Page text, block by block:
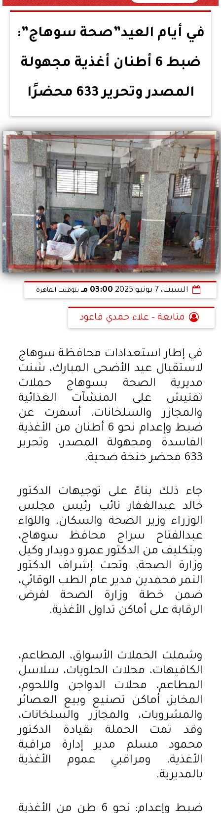
في أيام العيد”صحة سوهاج”:
ضبط 6 أطنان أغذية مجهولة
المصدر وتحرير 633 محضرًا
السبت، 7 يونيو 2025 03:00 مـ بتوقيت القاهرة
متابعة - علاء حمدي قاعود
في إطار استعدادات محافظة سوهاج
لاستقبال عيد الأضحى المبارك، شنت
مديرية الصحة بسوهاج حملات
تفتيش على المنشآت الغذائية
والمجازر والسلخانات، أسفرت عن
ضبط وإعدام نحو 6 أطنان من الأغذية
الفاسدة ومجهولة المصدر، وتحرير
633 محضر جنحة صحية.
جاء ذلك بناءً على توجيهات الدكتور
خالد عبدالغفار نائب رئيس مجلس
الوزراء وزير الصحة والسكان، واللواء
عبدالفتاح سراج محافظ سوهاج،
وبتكليف من الدكتور عمرو دويدار وكيل
وزارة الصحة، وتحت إشراف الدكتور
النمر محمدين مدير عام الطب الوقائي،
ضمن خطة وزارة الصحة لفرض
الرقابة على أماكن تداول الأغذية.
وشملت الحملات الأسواق، المطاعم،
الكافيهات، محلات الحلويات، سلاسل
المطاعم، محلات الدواجن واللحوم،
المخابز، أماكن تصنيع وبيع العصائر
والمشروبات، والمجازر والسلخانات،
وقد تمت الحملة بقيادة الدكتور
محمود مسلم مدير إدارة مراقبة
الأغذية، ومراقبي عموم الأغذية
بالمديرية.
ضبط وإعدام: نحو 6 طن من الأغذية